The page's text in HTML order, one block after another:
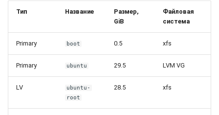
Тип Название
Размер,
GiB
Файловая
система
Primary boot 0.5 xfs
Primary ubuntu 29.5 LVM VG
LV
ubuntu-
root
28.5 xfs